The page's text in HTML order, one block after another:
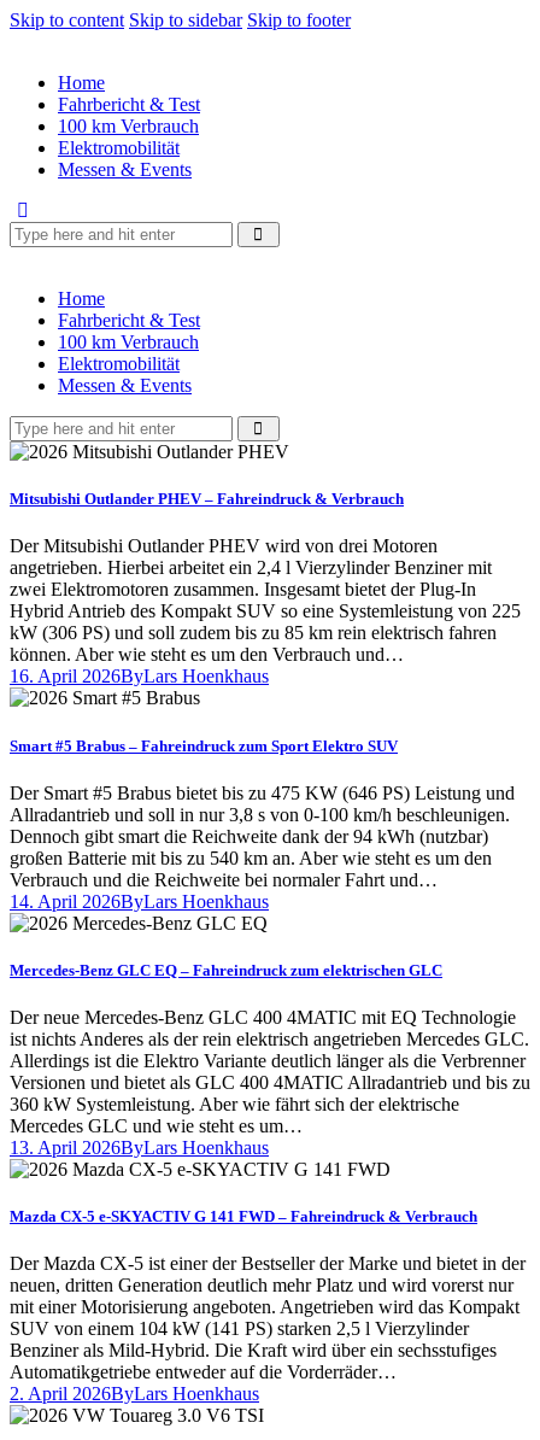
Skip to content Skip to sidebar Skip to footer
Home
Fahrbericht & Test
100 km Verbrauch
Elektromobilität
Messen & Events
Home
Fahrbericht & Test
100 km Verbrauch
Elektromobilität
Messen & Events
Mitsubishi Outlander PHEV – Fahreindruck & Verbrauch
Der Mitsubishi Outlander PHEV wird von drei Motoren
angetrieben. Hierbei arbeitet ein 2,4 l Vierzylinder Benziner mit
zwei Elektromotoren zusammen. Insgesamt bietet der Plug-In
Hybrid Antrieb des Kompakt SUV so eine Systemleistung von 225
kW (306 PS) und soll zudem bis zu 85 km rein elektrisch fahren
können. Aber wie steht es um den Verbrauch und…
16. April 2026ByLars Hoenkhaus
Smart #5 Brabus – Fahreindruck zum Sport Elektro SUV
Der Smart #5 Brabus bietet bis zu 475 KW (646 PS) Leistung und
Allradantrieb und soll in nur 3,8 s von 0-100 km/h beschleunigen.
Dennoch gibt smart die Reichweite dank der 94 kWh (nutzbar)
großen Batterie mit bis zu 540 km an. Aber wie steht es um den
Verbrauch und die Reichweite bei normaler Fahrt und…
14. April 2026ByLars Hoenkhaus
Mercedes-Benz GLC EQ – Fahreindruck zum elektrischen GLC
Der neue Mercedes-Benz GLC 400 4MATIC mit EQ Technologie
ist nichts Anderes als der rein elektrisch angetrieben Mercedes GLC.
Allerdings ist die Elektro Variante deutlich länger als die Verbrenner
Versionen und bietet als GLC 400 4MATIC Allradantrieb und bis zu
360 kW Systemleistung. Aber wie fährt sich der elektrische
Mercedes GLC und wie steht es um…
13. April 2026ByLars Hoenkhaus
Mazda CX-5 e-SKYACTIV G 141 FWD – Fahreindruck & Verbrauch
Der Mazda CX-5 ist einer der Bestseller der Marke und bietet in der
neuen, dritten Generation deutlich mehr Platz und wird vorerst nur
mit einer Motorisierung angeboten. Angetrieben wird das Kompakt
SUV von einem 104 kW (141 PS) starken 2,5 l Vierzylinder
Benziner als Mild-Hybrid. Die Kraft wird über ein sechsstufiges
Automatikgetriebe entweder auf die Vorderräder…
2. April 2026ByLars Hoenkhaus